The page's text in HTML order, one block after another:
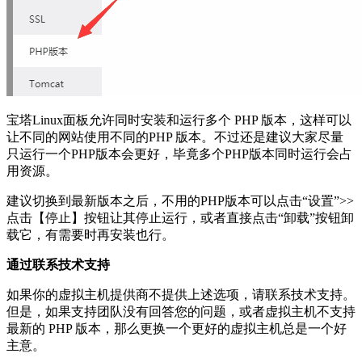
宝塔Linux面板允许同时安装和运行多个 PHP 版本，这样可以
让不同的网站使用不同的PHP 版本。不过还是建议大家尽量
只运行一个PHP版本会更好，毕竟多个PHP版本同时运行会占
用资源。
建议切换到最新版本之后，不用的PHP版本可以点击“设置”>>
点击【停止】按钮让其停止运行，或者直接点击“卸载”按钮卸
载它，有需要时再安装也行。
通过联系技术支持
如果你的虚拟主机提供商不提供上述选项，请联系技术支持。
但是，如果支持团队没有回答您的问题，或者虚拟主机不支持
最新的 PHP 版本，那么更换一个更好的虚拟主机总是一个好
主意。